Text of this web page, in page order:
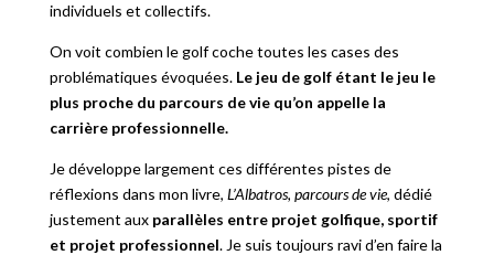
individuels et collectifs.
On voit combien le golf coche toutes les cases des
problématiques évoquées. Le jeu de golf étant le jeu le
plus proche du parcours de vie qu’on appelle la
carrière professionnelle.
Je développe largement ces différentes pistes de
réflexions dans mon livre, L’Albatros, parcours de vie, dédié
justement aux parallèles entre projet golfique, sportif
et projet professionnel. Je suis toujours ravi d’en faire la